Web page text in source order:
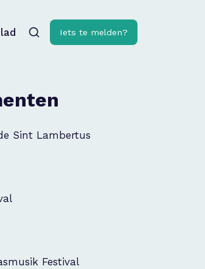
Iets te melden?
Sint Lambertus
Festival